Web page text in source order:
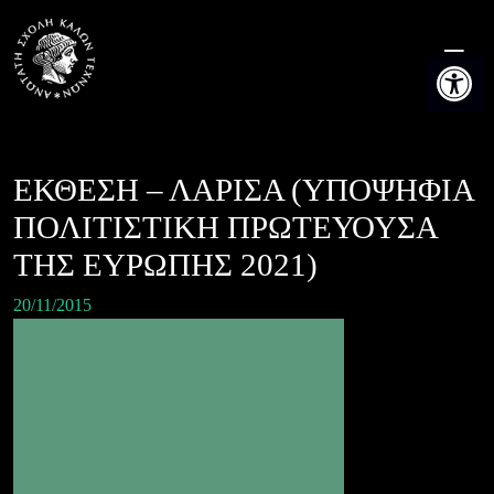
Ανοίξτε
content
ΕΚΘΕΣΗ – ΛΑΡΙΣΑ (YΠΟΨΗΦΙΑ
ΠΟΛΙΤΙΣΤΙΚΗ ΠΡΩΤΕΥΟΥΣΑ
ΤΗΣ ΕΥΡΩΠΗΣ 2021)
20/11/2015